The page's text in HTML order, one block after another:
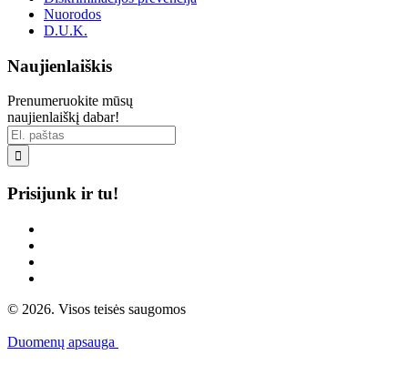
Nuorodos
D.U.K.
Naujienlaiškis
Prenumeruokite mūsų
naujienlaiškį dabar!

Prisijunk ir tu!
© 2026. Visos teisės saugomos
Duomenų apsauga